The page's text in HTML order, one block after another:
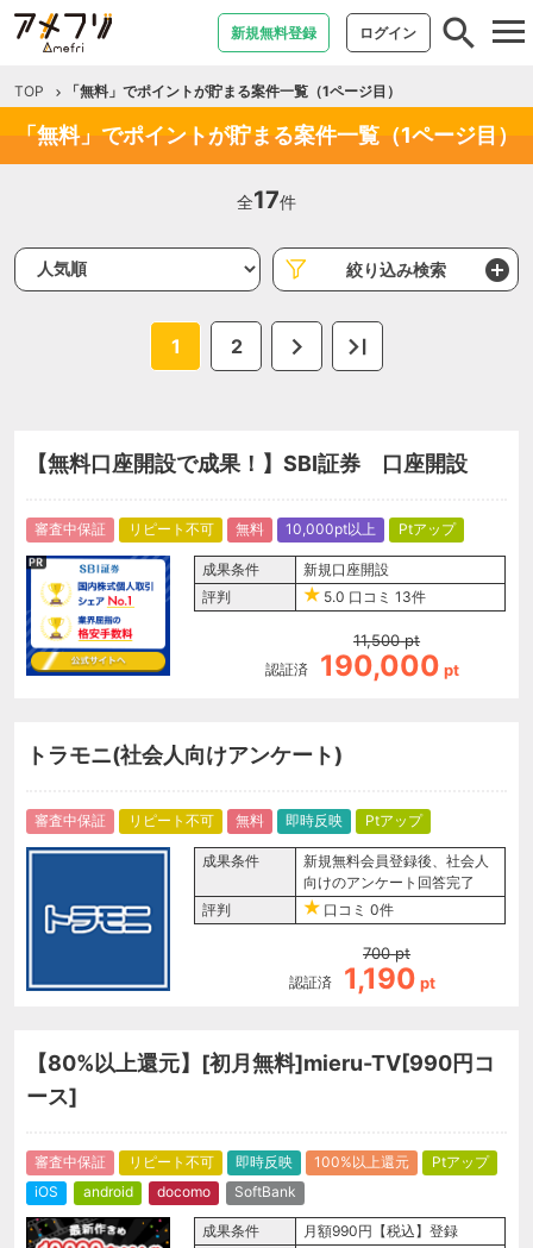
新規無料登録 ログイン
TOP 「無料」でポイントが貯まる案件一覧（1ページ目）
「無料」でポイントが貯まる案件一覧（1ページ目）
全17件
絞り込み検索
1 2
【無料口座開設で成果！】SBI証券 口座開設
審査中保証 リピート不可 無料 10,000pt以上 Ptアップ
成果条件
新規口座開設
評判
5.0 口コミ 13件
認証済
11,500 pt
190,000 pt
トラモニ(社会人向けアンケート)
審査中保証 リピート不可 無料 即時反映 Ptアップ
成果条件
新規無料会員登録後、社会人
向けのアンケート回答完了
評判
口コミ 0件
認証済
700 pt
1,190 pt
【80%以上還元】[初月無料]mieru-TV[990円コ
ース]
審査中保証 リピート不可 即時反映 100%以上還元
Ptアップ
iOS
android docomo SoftBank
成果条件
月額990円【税込】登録